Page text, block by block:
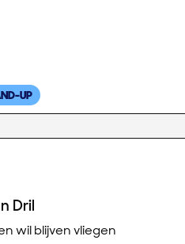
UP
Dril
wil blijven vliegen